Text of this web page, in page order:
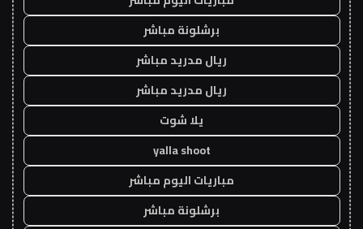
برشلونة مباشر
ريال مدريد مباشر
ريال مدريد مباشر
يلا شوت
yalla shoot
مباريات اليوم مباشر
برشلونة مباشر